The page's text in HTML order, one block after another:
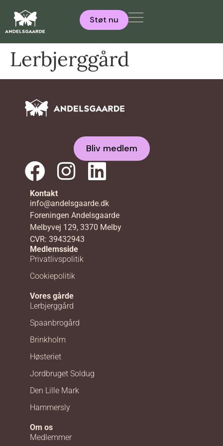
Støt nu
Lerbjerggård
Bliv medlem
Kontakt
info@andelsgaarde.dk
Foreningen Andelsgaarde
Melbyvej 129, 3370 Melby
CVR: 39432943
Medlemsside
Privatlivspolitik
Cookiepolitik
Vores gårde
Lerbjerggård
Spaanbrogård
Brinkholm
Høsteriet
Jordbruget Soldug
Den Lille Mark
Hammersly
Om os
Medlemmer